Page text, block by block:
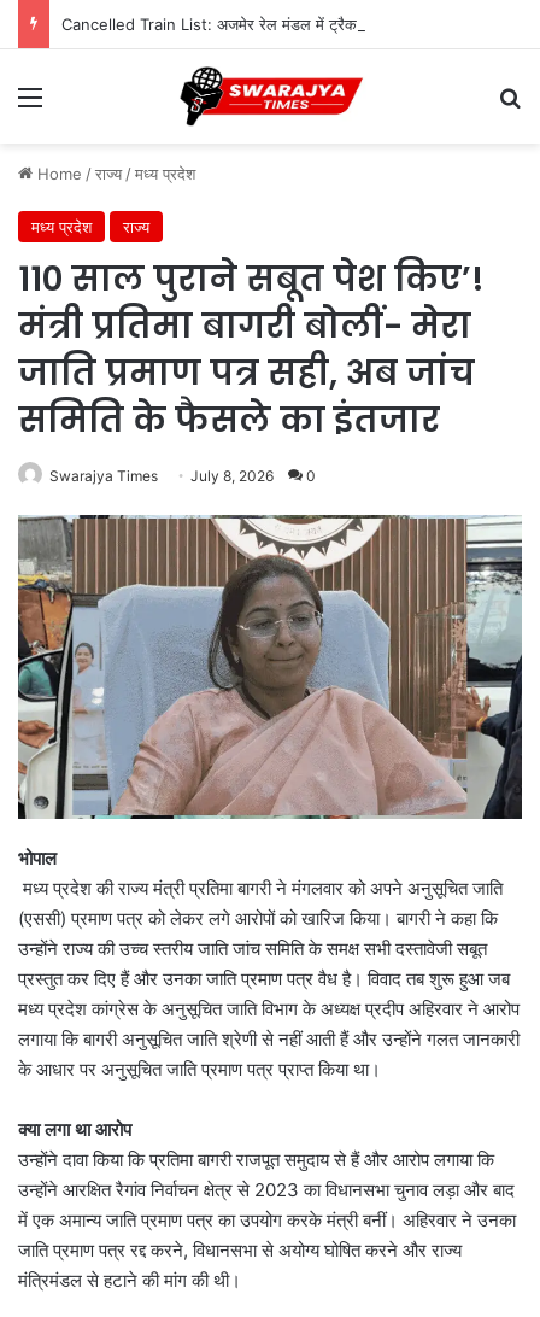
Menu
Home /राज्य /मध्य प्रदेश
मध्य प्रदेश राज्य
110 साल पुराने सबूत पेश किए’!
मंत्री प्रतिमा बागरी बोलीं- मेरा
जाति प्रमाण पत्र सही, अब जांच
समिति के फैसले का इंतजार
Swarajya Times July 8, 2026 0
भोपाल
मध्य प्रदेश की राज्य मंत्री प्रतिमा बागरी ने मंगलवार को अपने अनुसूचित जाति
(एससी) प्रमाण पत्र को लेकर लगे आरोपों को खारिज किया। बागरी ने कहा कि
उन्होंने राज्य की उच्च स्तरीय जाति जांच समिति के समक्ष सभी दस्तावेजी सबूत
प्रस्तुत कर दिए हैं और उनका जाति प्रमाण पत्र वैध है। विवाद तब शुरू हुआ जब
मध्य प्रदेश कांग्रेस के अनुसूचित जाति विभाग के अध्यक्ष प्रदीप अहिरवार ने आरोप
लगाया कि बागरी अनुसूचित जाति श्रेणी से नहीं आती हैं और उन्होंने गलत जानकारी
के आधार पर अनुसूचित जाति प्रमाण पत्र प्राप्त किया था।
क्या लगा था आरोप
उन्होंने दावा किया कि प्रतिमा बागरी राजपूत समुदाय से हैं और आरोप लगाया कि
उन्होंने आरक्षित रैगांव निर्वाचन क्षेत्र से 2023 का विधानसभा चुनाव लड़ा और बाद
में एक अमान्य जाति प्रमाण पत्र का उपयोग करके मंत्री बनीं। अहिरवार ने उनका
जाति प्रमाण पत्र रद्द करने, विधानसभा से अयोग्य घोषित करने और राज्य
मंत्रिमंडल से हटाने की मांग की थी।